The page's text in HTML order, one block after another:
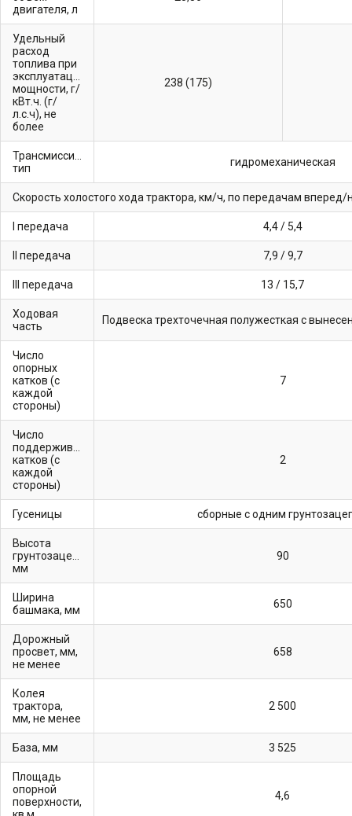
двигателя, л
Удельный
расход
топлива при
эксплуатационной
мощности, г/
кВт.ч. (г/
л.с.ч), не
более
238 (175)
Трансмиссия,
тип
гидромеханическая
Скорость холостого хода трактора, км/ч, по передачам вперед/
I передача 4,4 / 5,4
II передача 7,9 / 9,7
III передача 13 / 15,7
Ходовая
часть
Число
опорных
катков (с
каждой
стороны)
7
Число
поддерживающих
катков (с
каждой
стороны)
2
Гусеницы сборные с одним
Высота
грунтозацепов,
мм
90
Ширина
башмака, мм
650
Дорожный
просвет, мм,
не менее
658
Колея
трактора,
мм, не менее
2 500
База, мм 3 525
Площадь
опорной
поверхности,
4,6